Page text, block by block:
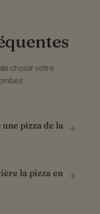
choisir votre
pizza de la
+
la pizza en
+